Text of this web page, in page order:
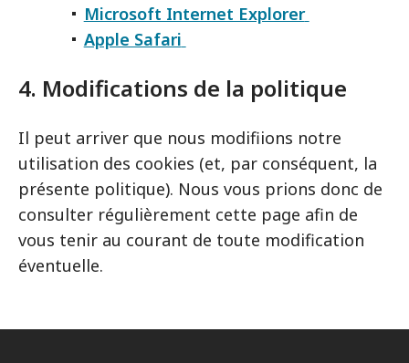
Microsoft Internet Explorer
Apple Safari
4. Modifications de la politique
Il peut arriver que nous modifiions notre
utilisation des cookies (et, par conséquent, la
présente politique). Nous vous prions donc de
consulter régulièrement cette page afin de
vous tenir au courant de toute modification
éventuelle.